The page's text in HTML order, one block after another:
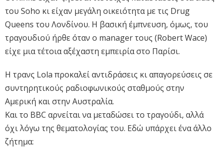
του Soho κι είχαν μεγάλη οικειότητα με τις Drug
Queens του Λονδίνου. Η βασική έμπνευση, όμως, του
τραγουδιού ήρθε όταν ο manager τους (Robert Wace)
είχε μια τέτοια αξέχαστη εμπειρία στο Παρίσι.
Η τρανς Lola προκαλεί αντιδράσεις κι απαγορεύσεις σε
συντηρητικούς ραδιοφωνικούς σταθμούς στην
Αμερική και στην Αυστραλία.
Και το BBC αρνείται να μεταδώσει το τραγούδι, αλλά
όχι λόγω της θεματολογίας του. Εδώ υπάρχει ένα άλλο
ζήτημα: